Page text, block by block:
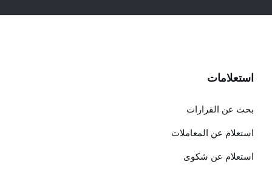
استعلامات
بحث عن القرارات
استعلام عن المعاملات
استعلام عن شكوى